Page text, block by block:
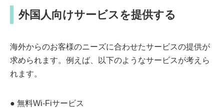
外国人向けサービスを提供する
海外からのお客様のニーズに合わせたサービスの提供が
求められます。例えば、以下のようなサービスが考えら
れます。
● 無料Wi-Fiサービス